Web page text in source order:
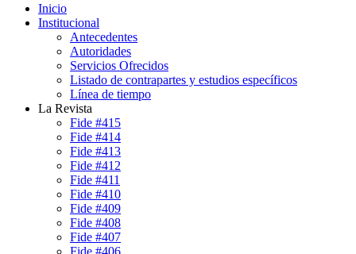
Inicio
Institucional
Antecedentes
Autoridades
Servicios Ofrecidos
Listado de contrapartes y estudios específicos
Línea de tiempo
La Revista
Fide #415
Fide #414
Fide #413
Fide #412
Fide #411
Fide #410
Fide #409
Fide #408
Fide #407
Fide #406